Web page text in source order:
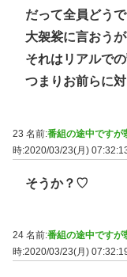
だって全員どう
大袈裟に言おう
それはリアルで
つまりお前らに
23 名前:番組の途中ですが
時:2020/03/23(月)
そうか？♡
24 名前:番組の途中ですが
時:2020/03/23(月)